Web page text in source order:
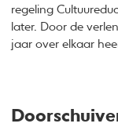
regeling
later. Door de
jaar over elkaar